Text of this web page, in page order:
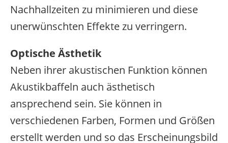
Nachhallzeiten zu minimieren und diese
unerwünschten Effekte zu verringern.
Optische Ästhetik
Neben ihrer akustischen Funktion können
Akustikbaffeln auch ästhetisch
ansprechend sein. Sie können in
verschiedenen Farben, Formen und Größen
erstellt werden und so das Erscheinungsbild